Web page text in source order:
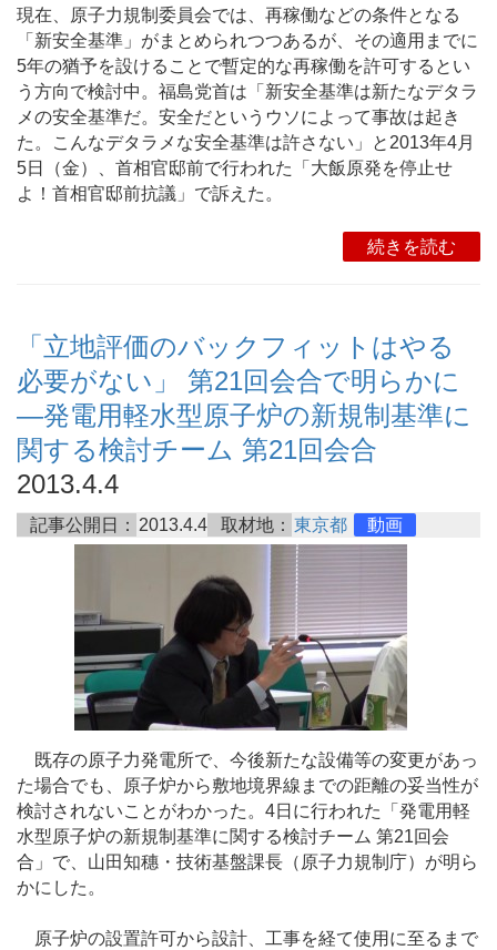
現在、原子力規制委員会では、再稼働などの条件となる
「新安全基準」がまとめられつつあるが、その適用までに
5年の猶予を設けることで暫定的な再稼働を許可するとい
う方向で検討中。福島党首は「新安全基準は新たなデタラ
メの安全基準だ。安全だというウソによって事故は起き
た。こんなデタラメな安全基準は許さない」と2013年4月
5日（金）、首相官邸前で行われた「大飯原発を停止せ
よ！首相官邸前抗議」で訴えた。
続きを読む
「立地評価のバックフィットはやる
必要がない」 第21回会合で明らかに
―発電用軽水型原子炉の新規制基準に
関する検討チーム 第21回会合
2013.4.4
記事公開日： 2013.4.4 取材地： 東京都 動画
既存の原子力発電所で、今後新たな設備等の変更があっ
た場合でも、原子炉から敷地境界線までの距離の妥当性が
検討されないことがわかった。4日に行われた「発電用軽
水型原子炉の新規制基準に関する検討チーム 第21回会
合」で、山田知穗・技術基盤課長（原子力規制庁）が明ら
かにした。
原子炉の設置許可から設計、工事を経て使用に至るまで